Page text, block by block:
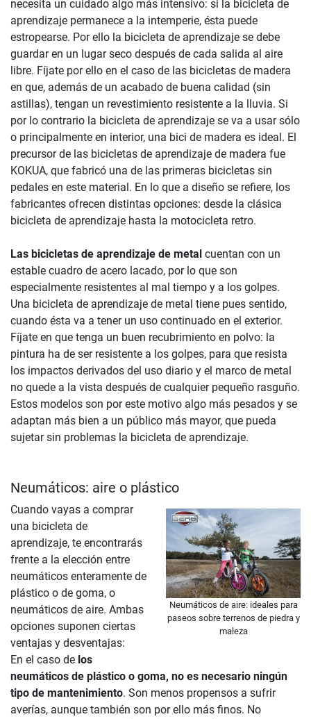
necesita un cuidado algo más intensivo: si la bicicleta de
aprendizaje permanece a la intemperie, ésta puede
estropearse. Por ello la bicicleta de aprendizaje se debe
guardar en un lugar seco después de cada salida al aire
libre. Fíjate por ello en el caso de las bicicletas de madera
en que, además de un acabado de buena calidad (sin
astillas), tengan un revestimiento resistente a la lluvia. Si
por lo contrario la bicicleta de aprendizaje se va a usar sólo
o principalmente en interior, una bici de madera es ideal. El
precursor de las bicicletas de aprendizaje de madera fue
KOKUA, que fabricó una de las primeras bicicletas sin
pedales en este material. En lo que a diseño se refiere, los
fabricantes ofrecen distintas opciones: desde la clásica
bicicleta de aprendizaje hasta la motocicleta retro.
Las bicicletas de aprendizaje de metal cuentan con un
estable cuadro de acero lacado, por lo que son
especialmente resistentes al mal tiempo y a los golpes.
Una bicicleta de aprendizaje de metal tiene pues sentido,
cuando ésta va a tener un uso continuado en el exterior.
Fíjate en que tenga un buen recubrimiento en polvo: la
pintura ha de ser resistente a los golpes, para que resista
los impactos derivados del uso diario y el marco de metal
no quede a la vista después de cualquier pequeño rasguño.
Estos modelos son por este motivo algo más pesados y se
adaptan más bien a un público más mayor, que pueda
sujetar sin problemas la bicicleta de aprendizaje.
Neumáticos: aire o plástico
Neumáticos de aire: ideales para
paseos sobre terrenos de piedra y
maleza
Cuando vayas a comprar
una bicicleta de
aprendizaje, te encontrarás
frente a la elección entre
neumáticos enteramente de
plástico o de goma, o
neumáticos de aire. Ambas
opciones suponen ciertas
ventajas y desventajas:
En el caso de los
neumáticos de plástico o goma, no es necesario ningún
tipo de mantenimiento. Son menos propensos a sufrir
averías, aunque también son por ello más finos. No